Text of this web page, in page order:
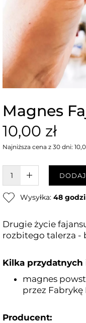
Magnes
10,00 zł
Najniższa cena z 30 dni:
W KOSZYKU :)
Wysyłka: 48
Drugie życie
rozbitego talerza -
Kilka
magnes
przez Fabrykę
Producent: